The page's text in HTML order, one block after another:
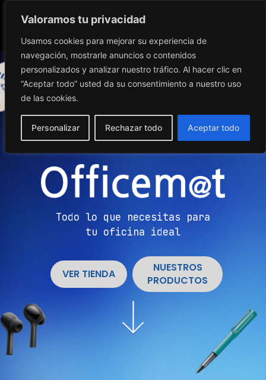
Valoramos tu privacidad
Usamos cookies para mejorar su experiencia de
navegación, mostrarle anuncios o contenidos
personalizados y analizar nuestro tráfico. Al hacer clic en
“Aceptar todo” usted da su consentimiento a nuestro uso
de las cookies.
Personalizar Rechazar todo Aceptar todo
Todo lo que necesitas para
tu oficina ideal
VER TIENDA
NUESTROS
PRODUCTOS